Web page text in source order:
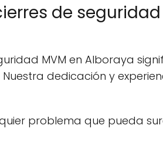
de seguridad
MVM en Alboraya
dedicación y
problema que pueda